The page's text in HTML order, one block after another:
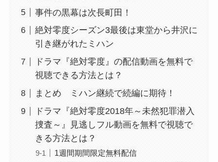
事件の黒幕は次長町田！
絶対零度シーズン3最後は東堂から井沢に
引き継がれたミハン
ドラマ『絶対零度』の配信動画を無料で
視聴できる方法とは？
まとめ ミハン継続で続編に期待！
ドラマ『絶対零度2018年～未然犯罪潜入
捜査～』見逃しフル動画を無料で視聴で
きる方法とは？
1週間期間限定無料配信